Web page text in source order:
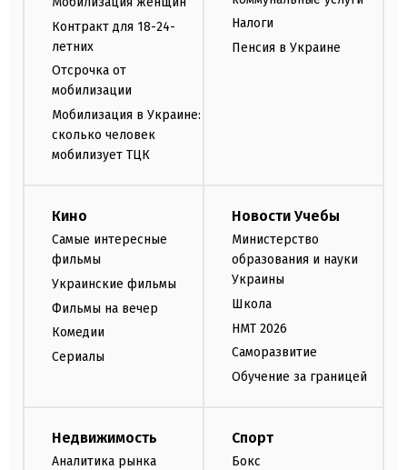
Контракт для 18-24-
летних
Отсрочка от
мобилизации
Мобилизация в Украине:
сколько человек
мобилизует ТЦК
Налоги
Пенсия в Украине
Кино
Самые интересные
фильмы
Украинские фильмы
Фильмы на вечер
Комедии
Сериалы
Новости Учебы
Министерство
образования и науки
Украины
Школа
НМТ 2026
Саморазвитие
Обучение за границей
Недвижимость
Аналитика рынка
Спорт
Бокс